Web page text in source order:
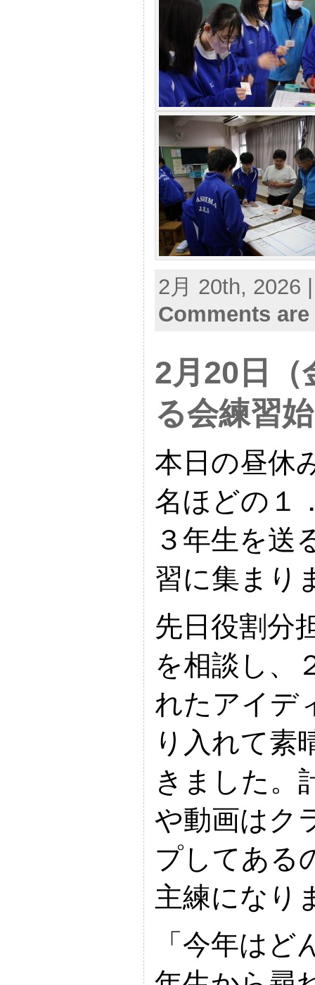
2月 20th, 2026
Comments
2月20日（
る会練習
本日の昼休
名ほどの１
３年生を送
習に集まり
先日役割分
を相談し、
れたアイデ
り入れて素
きました。
や動画はク
プしてある
主練になり
「今年は